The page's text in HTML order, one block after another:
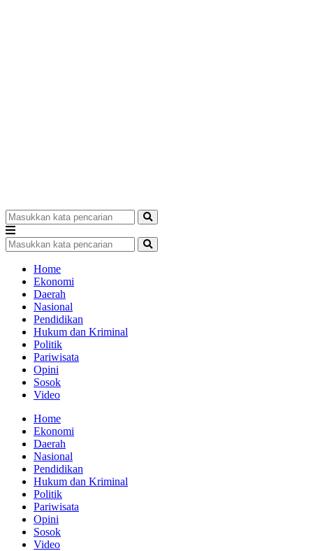
Home
Ekonomi
Daerah
Nasional
Pendidikan
Hukum dan Kriminal
Politik
Pariwisata
Opini
Sosok
Video
Home
Ekonomi
Daerah
Nasional
Pendidikan
Hukum dan Kriminal
Politik
Pariwisata
Opini
Sosok
Video